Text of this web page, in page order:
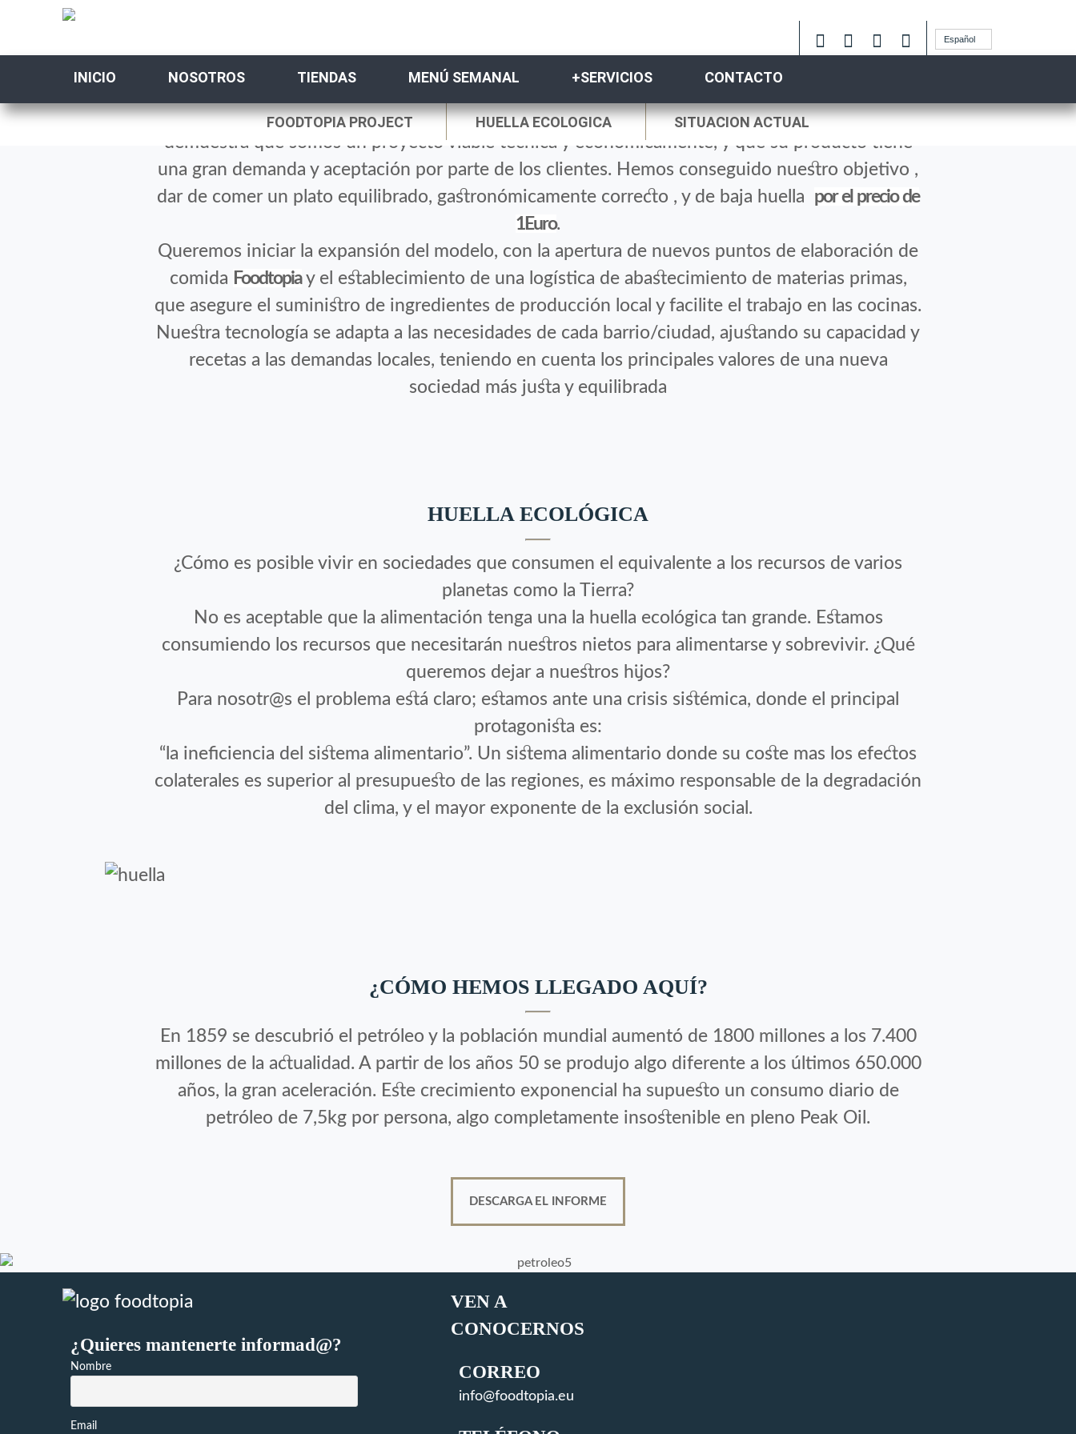
Español
INICIO NOSOTROS TIENDAS MENÚ SEMANAL +SERVICIOS CONTACTO
FOODTOPIA PROJECT HUELLA ECOLOGICA SITUACION ACTUAL
FOODTOPIA PROJECT 2020
La experiencia de los últimos meses en la cocina-comedorFoodtopia1800WATT Murcia
demuestra que somos un proyecto viable técnica y económicamente, y que su producto tiene
una gran demanda y aceptación por parte de los clientes. Hemos conseguido nuestro objetivo ,
dar de comer un plato equilibrado, gastronómicamente correcto , y de baja huella por el precio de
1Euro.
Queremos iniciar la expansión del modelo, con la apertura de nuevos puntos de elaboración de
comida Foodtopiay el establecimiento de una logística de abastecimiento de materias primas,
que asegure el suministro de ingredientes de producción local y facilite el trabajo en las cocinas.
Nuestra tecnología se adapta a las necesidades de cada barrio/ciudad, ajustando su capacidad y
recetas a las demandas locales, teniendo en cuenta los principales valores de una nueva
sociedad más justa y equilibrada
HUELLA ECOLÓGICA
¿Cómo es posible vivir en sociedades que consumen el equivalente a los recursos de varios
planetas como la Tierra?
No es aceptable que la alimentación tenga una la huella ecológica tan grande. Estamos
consumiendo los recursos que necesitarán nuestros nietos para alimentarse y sobrevivir. ¿Qué
queremos dejar a nuestros hijos?
Para nosotr@s el problema está claro; estamos ante una crisis sistémica, donde el principal
protagonista es:
“la ineficiencia del sistema alimentario”. Un sistema alimentario donde su coste mas los efectos
colaterales es superior al presupuesto de las regiones, es máximo responsable de la degradación
del clima, y el mayor exponente de la exclusión social.
¿CÓMO HEMOS LLEGADO AQUÍ?
En 1859 se descubrió el petróleo y la población mundial aumentó de 1800 millones a los 7.400
millones de la actualidad. A partir de los años 50 se produjo algo diferente a los últimos 650.000
años, la gran aceleración. Este crecimiento exponencial ha supuesto un consumo diario de
petróleo de 7,5kg por persona, algo completamente insostenible en pleno Peak Oil.
DESCARGA EL INFORME
¿Quieres mantenerte informad@?
Nombre
Email
VEN A
CONOCERNOS
CORREO
info@foodtopia.eu